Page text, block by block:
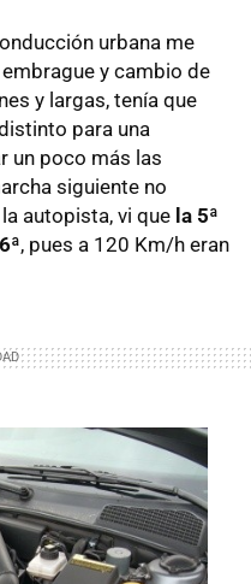
urbana me
y cambio de
y largas, tenía que
para una
un poco más las
siguiente no
autopista, vi que la 5ª
, pues a 120 Km/h eran